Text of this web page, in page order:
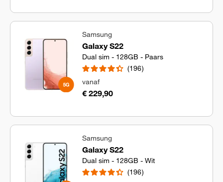
Samsung
Galaxy S22
Dual sim - 128GB - Paars
196
vanaf
€ 229,90
Samsung
Galaxy S22
Dual sim - 128GB - Wit
196